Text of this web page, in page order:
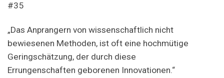
#35
„Das Anprangern von wissenschaftlich nicht
bewiesenen Methoden, ist oft eine hochmütige
Geringschätzung, der durch diese
Errungenschaften geborenen Innovationen.“